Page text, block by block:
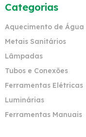
Categorias
Aquecimento de Água
Metais Sanitários
Lâmpadas
Tubos e Conexões
Ferramentas Elétricas
Luminárias
Ferramentas Manuais